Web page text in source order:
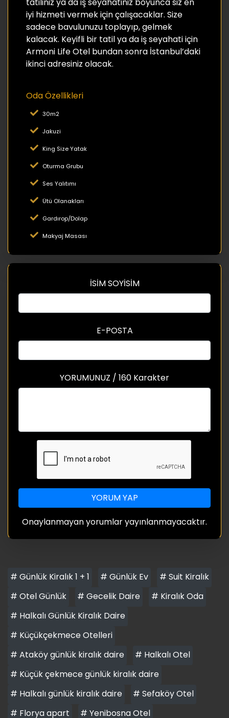
iyi hizmeti vermek için çalışacaklar. Size
sadece bavulunuzu toplayıp, gelmek
kalacak. Keyifli bir tatil ya da iş seyahati için
Armoni Life Otel bundan sonra İstanbul’daki
ikinci adresiniz olacak.
Oda Özellikleri
30m2
Jakuzi
King Size Yatak
Oturma Grubu
Ses Yalıtımı
Ütü Olanakları
Gardırop/Dolap
Makyaj Masası
İSİM SOYİSİM
E-POSTA
YORUMUNUZ / 160 Karakter
YORUM YAP
Onaylanmayan yorumlar yayınlanmayacaktır.
# Günlük Kiralık 1 + 1 # Günlük Ev
# Suit Kiralık
# Otel Günlük
# Gecelik Daire
# Kiralık Oda
# Halkalı Günlük Kiralık Daire
# Küçükçekmece Otelleri
# Ataköy günlük kiralık daire
# Halkalı Otel
# Küçük çekmece günlük kiralık daire
# Halkalı günlük kiralık daire
# Sefaköy Otel
# Florya apart
# Yenibosna Otel